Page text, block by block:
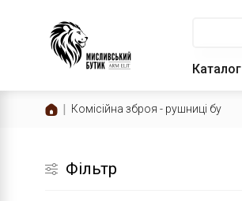
Каталог
Комісійна зброя - рушниці бу
Фільтр